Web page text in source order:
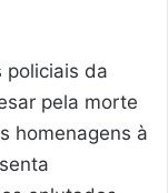
policiais da
pela morte
homenagens à